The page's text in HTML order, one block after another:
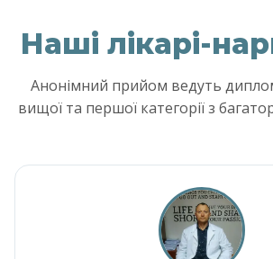
Наші лікарі-
Анонімний прийом ведуть
вищої та першої категорії з